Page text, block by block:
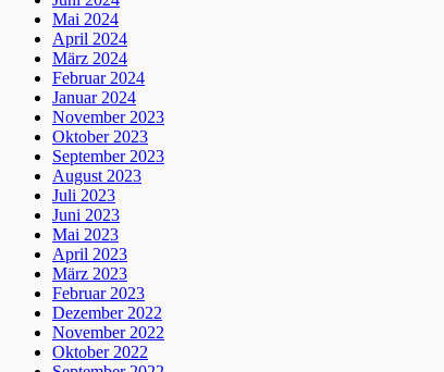
Mai 2024
April 2024
März 2024
Februar 2024
Januar 2024
November 2023
Oktober 2023
September 2023
August 2023
Juli 2023
Juni 2023
Mai 2023
April 2023
März 2023
Februar 2023
Dezember 2022
November 2022
Oktober 2022